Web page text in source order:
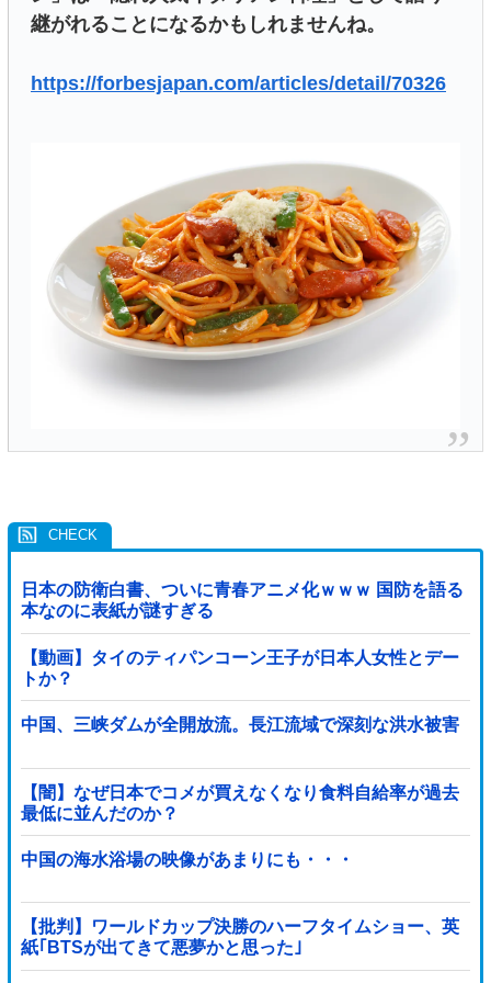
継がれることになるかもしれませんね。
https://forbesjapan.com/articles/detail/70326
日本の防衛白書、ついに青春アニメ化ｗｗｗ 国防を語る
本なのに表紙が謎すぎる
【動画】タイのティパンコーン王子が日本人女性とデー
トか？
中国、三峡ダムが全開放流。長江流域で深刻な洪水被害
【闇】なぜ日本でコメが買えなくなり食料自給率が過去
最低に並んだのか？
中国の海水浴場の映像があまりにも・・・
【批判】ワールドカップ決勝のハーフタイムショー、英
紙｢BTSが出てきて悪夢かと思った｣